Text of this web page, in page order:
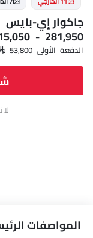
جاكوار إي-بايس
- 281,950
الدفعة الأولى SAR 53,800
المواصفات